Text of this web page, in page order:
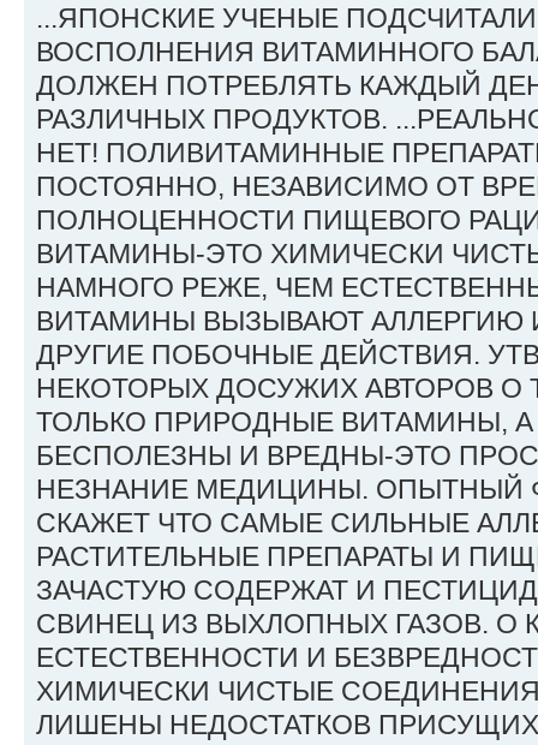
...ЯПОНСКИЕ УЧЕНЫЕ
ВОСПОЛНЕНИЯ ВИТАМИННОГО
ДОЛЖЕН ПОТРЕБЛЯТЬ КАЖДЫЙ
РАЗЛИЧНЫХ ПРОДУКТОВ.
НЕТ! ПОЛИВИТАМИННЫЕ
ПОСТОЯННО, НЕЗАВИСИМО ОТ
ПОЛНОЦЕННОСТИ ПИЩЕВОГО
ВИТАМИНЫ-ЭТО ХИМИЧЕСКИ
НАМНОГО РЕЖЕ, ЧЕМ
ВИТАМИНЫ ВЫЗЫВАЮТ АЛЛЕРГИЮ
ДРУГИЕ ПОБОЧНЫЕ ДЕЙСТВИЯ.
НЕКОТОРЫХ ДОСУЖИХ АВТОРОВ О
ТОЛЬКО ПРИРОДНЫЕ ВИТАМИНЫ,
БЕСПОЛЕЗНЫ И ВРЕДНЫ-ЭТО
НЕЗНАНИЕ МЕДИЦИНЫ. ОПЫТНЫЙ
СКАЖЕТ ЧТО САМЫЕ СИЛЬНЫЕ
РАСТИТЕЛЬНЫЕ ПРЕПАРАТЫ И
ЗАЧАСТУЮ СОДЕРЖАТ И
СВИНЕЦ ИЗ ВЫХЛОПНЫХ ГАЗОВ. О
ЕСТЕСТВЕННОСТИ И
ХИМИЧЕСКИ ЧИСТЫЕ
ЛИШЕНЫ НЕДОСТАТКОВ